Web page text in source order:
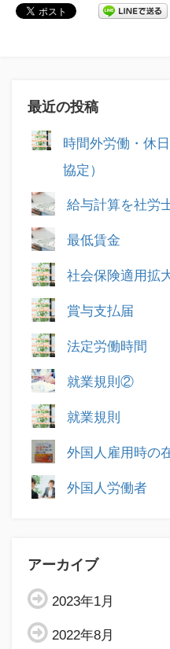
最近の投稿
時間外労働・休
協定）
給与計算を社労
最低賃金
社会保険適用拡
賞与支払届
法定労働時間
就業規則②
就業規則
外国人雇用時の
外国人労働者
アーカイブ
2023年1月
2022年8月